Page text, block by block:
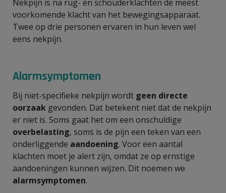
Nekpijn is na rug- en schouderklachten de meest
voorkomende klacht van het bewegingsapparaat.
Twee op drie personen ervaren in hun leven wel
eens nekpijn.
Alarmsymptomen
Bij niet-specifieke nekpijn wordt geen directe
oorzaak gevonden. Dat betekent niet dat de nekpijn
er niet is. Soms gaat het om een onschuldige
overbelasting, soms is de pijn een teken van een
onderliggende aandoening. Voor een aantal
klachten moet je alert zijn, omdat ze op ernstige
aandoeningen kunnen wijzen. Dit noemen we
alarmsymptomen.